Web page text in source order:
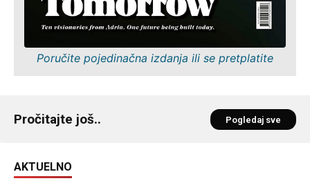
Poručite pojedinačna izdanja ili se pretplatite
Pročitajte još.. Pogledaj sve
AKTUELNO